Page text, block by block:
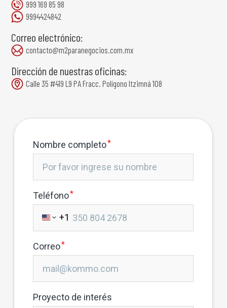
999 169 85 98
9994424842
Correo electrónico:
contacto@m2paranegocios.com.mx
Dirección de nuestras oficinas:
Calle 35 #419 L9 PA Fracc. Polígono Itzimná 108